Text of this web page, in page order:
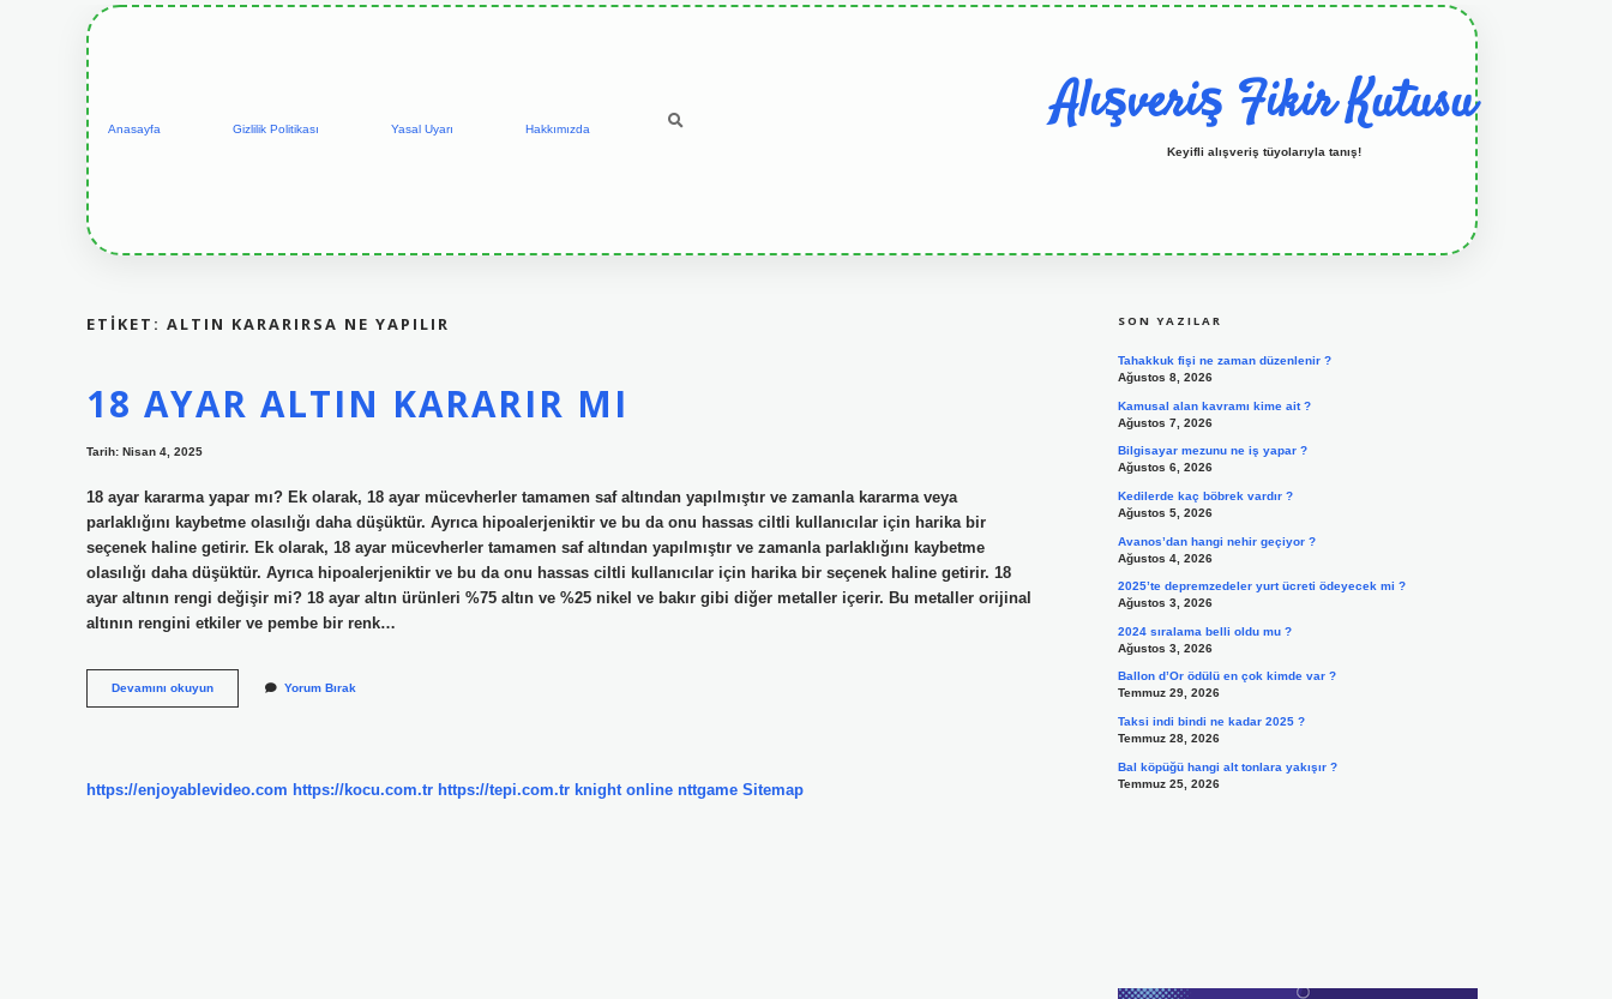
Anasayfa Gizlilik Politikası Yasal Uyarı Hakkımızda Alışveriş Fikir Kutusu
Keyifli alışveriş tüyolarıyla tanış!
ETIKET: ALTIN KARARIRSA NE YAPILIR
18 AYAR ALTIN KARARIR MI
Tarih: Nisan 4, 2025
18 ayar kararma yapar mı? Ek olarak, 18 ayar mücevherler tamamen saf altından yapılmıştır ve zamanla kararma veya
parlaklığını kaybetme olasılığı daha düşüktür. Ayrıca hipoalerjeniktir ve bu da onu hassas ciltli kullanıcılar için harika bir
seçenek haline getirir. Ek olarak, 18 ayar mücevherler tamamen saf altından yapılmıştır ve zamanla parlaklığını kaybetme
olasılığı daha düşüktür. Ayrıca hipoalerjeniktir ve bu da onu hassas ciltli kullanıcılar için harika bir seçenek haline getirir. 18
ayar altının rengi değişir mi? 18 ayar altın ürünleri %75 altın ve %25 nikel ve bakır gibi diğer metaller içerir. Bu metaller orijinal
altının rengini etkiler ve pembe bir renk…
Devamını okuyun18
Ayar
Yorum Bırak
https://enjoyablevideo.com https://kocu.com.tr https://tepi.com.tr knight online nttgame Sitemap
SON YAZILAR
Tahakkuk fişi ne zaman düzenlenir ?
Ağustos 8, 2026
Kamusal alan kavramı kime ait ?
Ağustos 7, 2026
Bilgisayar mezunu ne iş yapar ?
Ağustos 6, 2026
Kedilerde kaç böbrek vardır ?
Ağustos 5, 2026
Avanos’dan hangi nehir geçiyor ?
Ağustos 4, 2026
2025’te depremzedeler yurt ücreti ödeyecek mi ?
Ağustos 3, 2026
2024 sıralama belli oldu mu ?
Ağustos 3, 2026
Ballon d’Or ödülü en çok kimde var ?
Temmuz 29, 2026
Taksi indi bindi ne kadar 2025 ?
Temmuz 28, 2026
Bal köpüğü hangi alt tonlara yakışır ?
Temmuz 25, 2026